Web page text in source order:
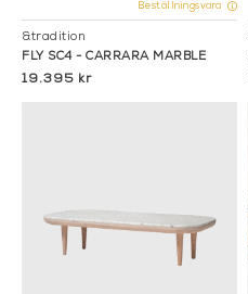
Beställningsvara
&tradition
FLY SC4 - CARRARA MARBLE
19.395 kr